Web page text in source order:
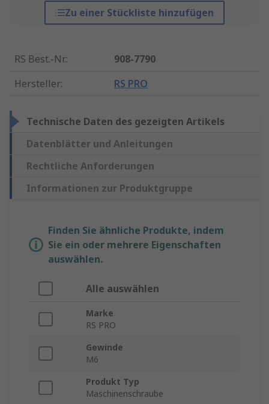
Zu einer Stückliste hinzufügen
RS Best.-Nr.:
908-7790
Hersteller: RS PRO
Technische Daten des gezeigten Artikels
Datenblätter und Anleitungen
Rechtliche Anforderungen
Informationen zur Produktgruppe
Finden Sie ähnliche Produkte, indem
Sie ein oder mehrere Eigenschaften
auswählen.
Alle auswählen
Marke
RS PRO
Gewinde
M6
Produkt Typ
Maschinenschraube